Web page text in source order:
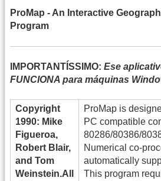
ProMap - An Interactive
Program
IMPORTANTÍSSIMO: Ese
FUNCIONA para máquinas
Copyright
1990: Mike
Figueroa,
Robert Blair,
and Tom
Weinstein.All
ProMap is
PC compatible
80286/80386/
Numerical co-
automatically
This program